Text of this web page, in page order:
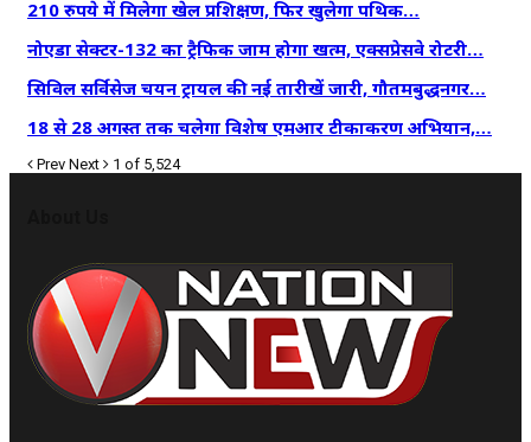
210 रुपये में मिलेगा खेल प्रशिक्षण, फिर खुलेगा पथिक…
नोएडा सेक्टर-132 का ट्रैफिक जाम होगा खत्म, एक्सप्रेसवे रोटरी…
सिविल सर्विसेज चयन ट्रायल की नई तारीखें जारी, गौतमबुद्धनगर…
18 से 28 अगस्त तक चलेगा विशेष एमआर टीकाकरण अभियान,…
Prev Next 1 of 5,524